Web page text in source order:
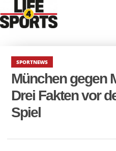
SPORTNEWS
München gegen
Drei Fakten vor
Spiel